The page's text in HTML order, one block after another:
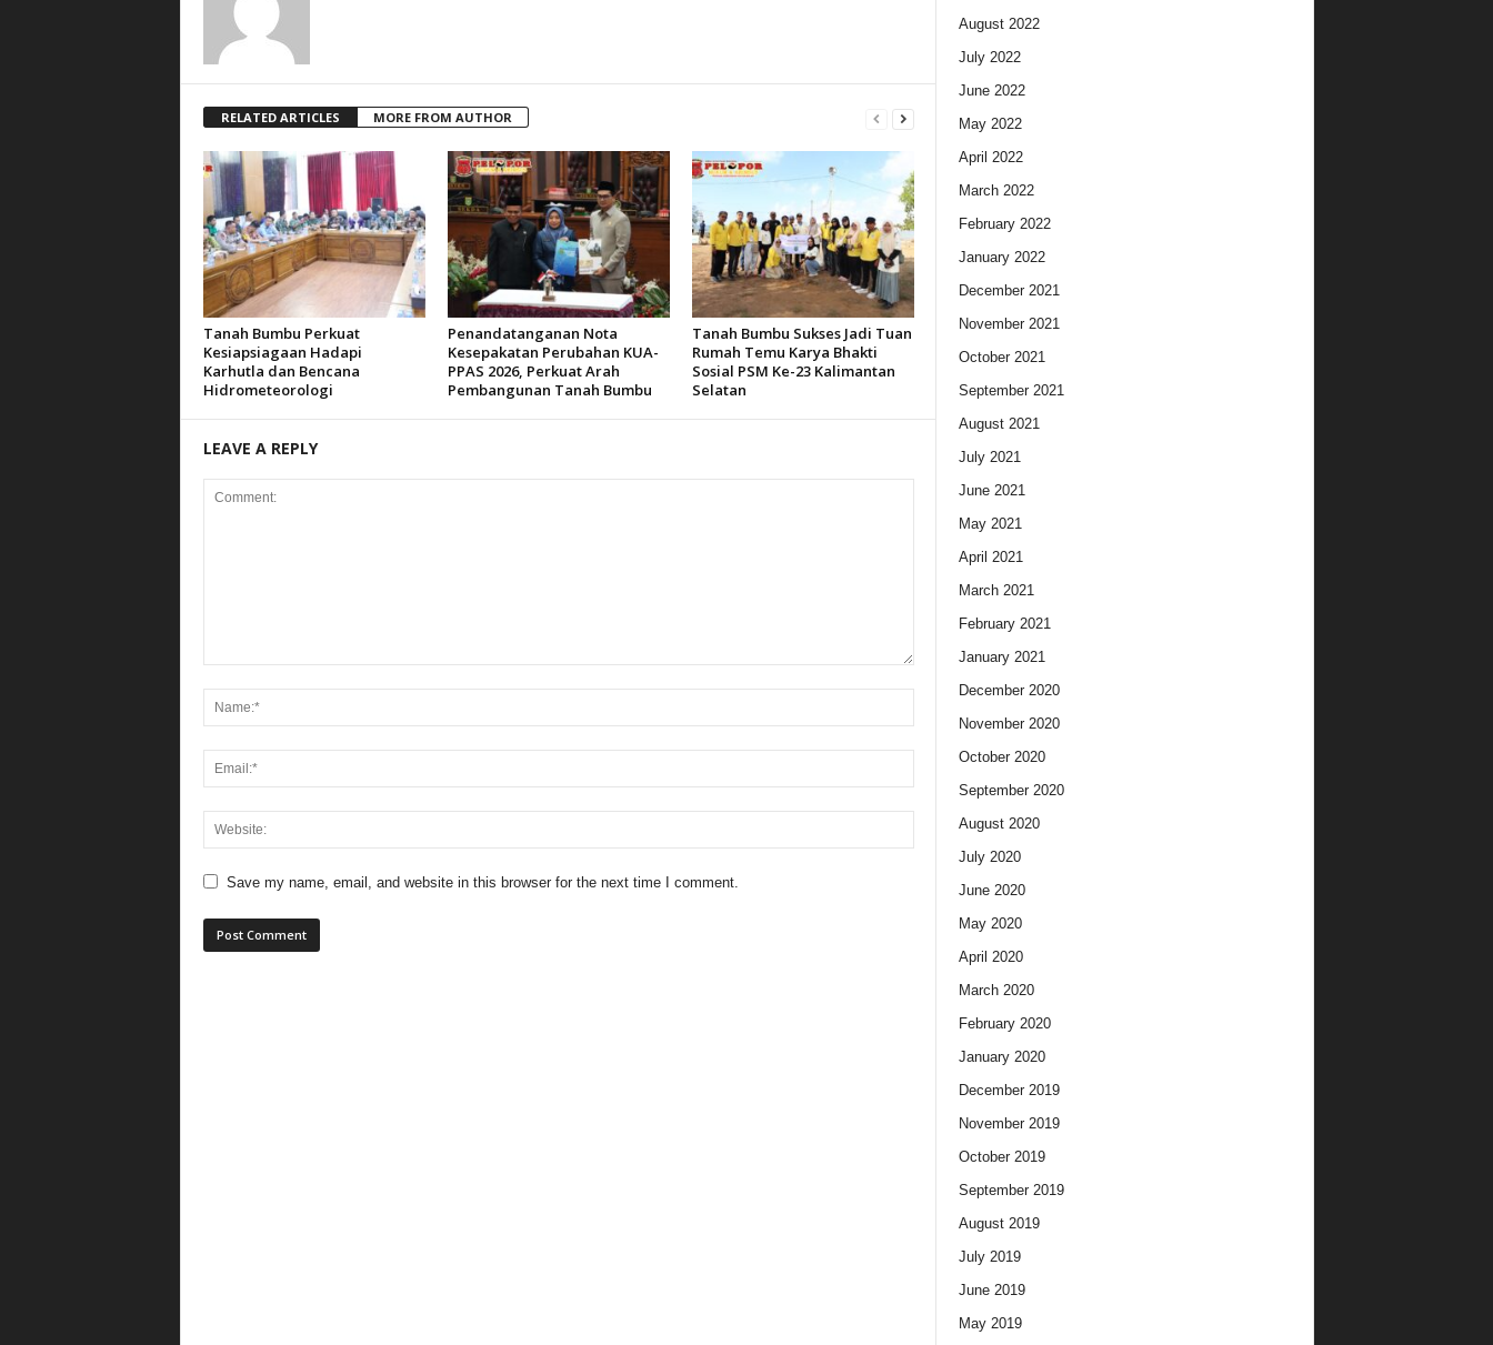
RELATED ARTICLES MORE FROM AUTHOR
Tanah Bumbu Perkuat
Kesiapsiagaan Hadapi
Karhutla dan Bencana
Hidrometeorologi
Penandatanganan Nota
Kesepakatan Perubahan KUA-
PPAS 2026, Perkuat Arah
Pembangunan Tanah Bumbu
Tanah Bumbu Sukses Jadi Tuan
Rumah Temu Karya Bhakti
Sosial PSM Ke-23 Kalimantan
Selatan
LEAVE A REPLY
Save my name, email, and website in this browser for the next time I comment.
August 2022
July 2022
June 2022
May 2022
April 2022
March 2022
February 2022
January 2022
December 2021
November 2021
October 2021
September 2021
August 2021
July 2021
June 2021
May 2021
April 2021
March 2021
February 2021
January 2021
December 2020
November 2020
October 2020
September 2020
August 2020
July 2020
June 2020
May 2020
April 2020
March 2020
February 2020
January 2020
December 2019
November 2019
October 2019
September 2019
August 2019
July 2019
June 2019
May 2019